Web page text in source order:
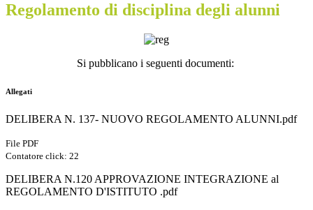
Regolamento di disciplina degli alunni
Si pubblicano i seguenti documenti:
Allegati
DELIBERA N. 137- NUOVO REGOLAMENTO ALUNNI.pdf
File PDF
Contatore click: 22
DELIBERA N.120 APPROVAZIONE INTEGRAZIONE al
REGOLAMENTO D'ISTITUTO .pdf